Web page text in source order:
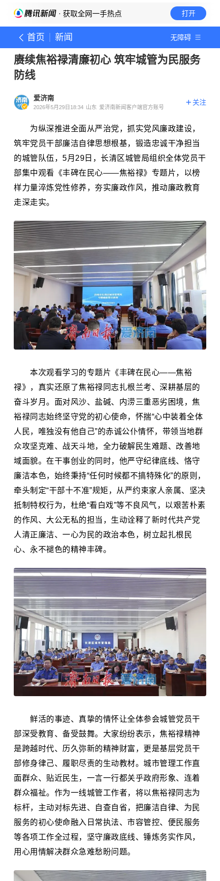
· 获取全网一手热点 打开
首页 新闻 无障碍
赓续焦裕禄清廉初心 筑牢城管为民服务
防线
爱济南
2026年5月29日18:34 山东 爱济南新闻客户端官方账号
关注
为纵深推进全面从严治党，抓实党风廉政建设，
筑牢党员干部廉洁自律思想根基，锻造忠诚干净担当
的城管队伍，5月29日，长清区城管局组织全体党员干
部集中观看《丰碑在民心——焦裕禄》专题片，以榜
样力量淬炼党性修养，夯实廉政作风，推动廉政教育
走深走实。
本次观看学习的专题片《丰碑在民心——焦裕
禄》，真实还原了焦裕禄同志扎根兰考、深耕基层的
奋斗岁月。面对风沙、盐碱、内涝三重恶劣困境，焦
裕禄同志始终坚守党的初心使命，怀揣“心中装着全体
人民，唯独没有他自己”的赤诚公仆情怀，带领当地群
众攻坚克难、战天斗地，全力破解民生难题、改善地
域面貌。在干事创业的同时，他严守纪律底线、恪守
廉洁本色，始终秉持“任何时候都不搞特殊化”的原则，
牵头制定“干部十不准”规矩，从严约束家人亲属、坚决
抵制特权行为，杜绝“看白戏”等不良风气，以艰苦朴素
的作风、大公无私的担当，生动诠释了新时代共产党
人清正廉洁、一心为民的政治本色，树立起扎根民
心、永不褪色的精神丰碑。
鲜活的事迹、真挚的情怀让全体参会城管党员干
部深受教育、备受鼓舞。大家纷纷表示，焦裕禄精神
是跨越时代、历久弥新的精神财富，更是基层党员干
部修身律己、履职尽责的生动教材。城市管理工作直
面群众、贴近民生，一言一行都关乎政府形象、连着
群众福祉。作为一线城管工作者，将以焦裕禄同志为
标杆，主动对标先进、自查自省，把廉洁自律、为民
服务的初心使命融入日常执法、市容管控、便民服务
等各项工作全过程，坚守廉政底线、锤炼务实作风，
用心用情解决群众急难愁盼问题。